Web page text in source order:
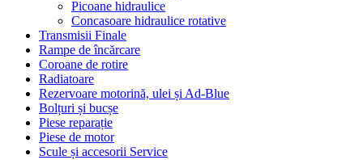
Picoane hidraulice
Concasoare hidraulice rotative
Transmisii Finale
Rampe de încărcare
Coroane de rotire
Radiatoare
Rezervoare motorină, ulei și Ad-Blue
Bolțuri și bucșe
Piese reparație
Piese de motor
Scule și accesorii Service